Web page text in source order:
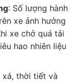
: Số lượng hành
xe ảnh hưởng
xe chở quá tải
hao nhiên liệu
thời tiết và